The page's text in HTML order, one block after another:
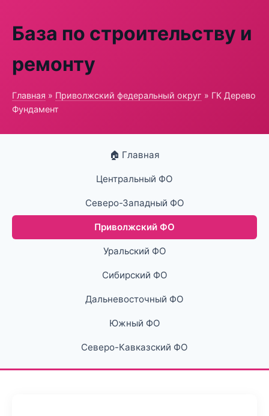
База по строительству и
ремонту
Главная » Приволжский федеральный округ » ГК Дерево
Фундамент
🏠 Главная
Центральный ФО
Северо-Западный ФО
Приволжский ФО
Уральский ФО
Сибирский ФО
Дальневосточный ФО
Южный ФО
Северо-Кавказский ФО